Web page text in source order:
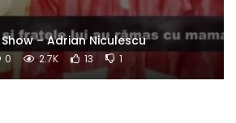
– Adrian Niculescu
0 2.7K 13 1